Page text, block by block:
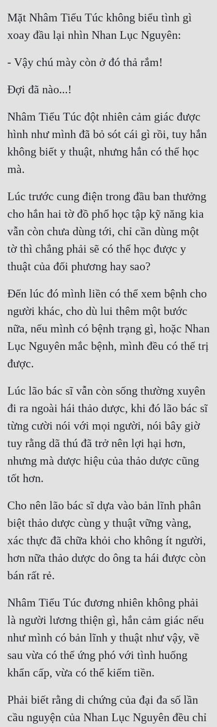
Kỳ Ảo
Linh Dị
Mưu Mô
Mạt Thế
Mỹ Thực
Ngôn Tình
Ngược
Nữ Phụ
Phong Thủy - Tâm Linh
Phương Tây
Phản Phái
Quân Sự
Sảng Văn
Sắc
Sủng
Tiên Hiệp
Tiểu Thuyết
Trinh Thám
Triều Đấu
Trùng Sinh
Trọng Sinh
Tu Chân
Tu Tiên
Tội Phạm
Vô Địch
Võ Hiệp
Võng Du
Xuyên Không
Xuyên Nhanh
Xuyên Sách
Xuyên Thư
Điền Văn
Mặt Nhâm Tiểu Túc không biểu tình gì
Nhâm Tiểu Túc đột nhiên cảm giác được
hình như mình đã bỏ sót cái gì rồi, tuy hắn
không biết y thuật, nhưng hắn có thể học
Lúc trước cung điện trong đầu ban thưởng
cho hắn hai tờ đồ phổ học tập kỹ năng kia
vẫn còn chưa dùng tới, chỉ cần dùng một
tờ thì chẳng phải sẽ có thể học được y
Đến lúc đó mình liền có thể xem bệnh cho
người khác, cho dù lui thêm một bước
nữa, nếu mình có bệnh trạng gì, hoặc Nhan
Lục Nguyên mắc bệnh, mình đều có thể trị
Lúc lão bác sĩ vẫn còn sống thường xuyên
đi ra ngoài hái thảo dược, khi đó lão bác sĩ
từng cười nói với mọi người, nói bây giờ
tuy rằng dã thú đã trở nên lợi hại hơn,
nhưng mà dược hiệu của thảo dược cũng
Cho nên lão bác sĩ dựa vào bản lĩnh phân
biệt thảo dược cùng y thuật vững vàng,
xác thực đã chữa khỏi cho không ít người,
hơn nữa thảo dược do ông ta hái được còn
Nhâm Tiểu Túc đương nhiên không phải
là người lương thiện gì, hắn cảm giác nếu
như mình có bản lĩnh y thuật như vậy, về
sau vừa có thể ứng phó với tình huống
Phải biết rằng di chứng của đại đa số lần
cầu nguyện của Nhan Lục Nguyên đều chỉ